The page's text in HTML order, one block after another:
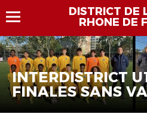
DISTRICT DE
RHONE DE
INTERDISTRICT
FINALES SANS
POUR LE DLR